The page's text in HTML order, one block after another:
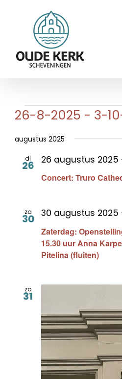
26-8-2025 - 3-
een
datum.
augustus 2025
di
26
Concert: Truro
26 augustus 2025
za
30
Zaterdag:
15.30 uur Anna
Pitelina (fluiten)
30 augustus 2025
zo
31